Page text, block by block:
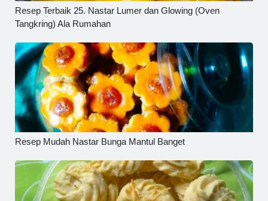
Resep Terbaik 25. Nastar Lumer dan Glowing (Oven
Tangkring) Ala Rumahan
Resep Mudah Nastar Bunga Mantul Banget